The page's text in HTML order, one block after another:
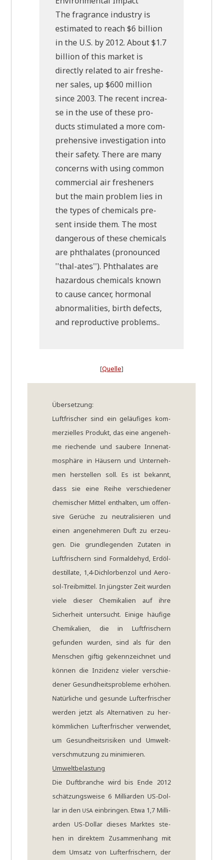
The fra­grance indu­stry is
esti­ma­ted to reach $6 bil­li­on
in the U.S. by 2012. About $1.7
bil­li­on of this mar­ket is
direct­ly rela­ted to air fres­he­
ner sales, up $600 mil­li­on
sin­ce 2003. The recent increa­
se in the use of the­se pro­
ducts sti­mu­la­ted a more com­
pre­hen­si­ve inve­sti­ga­ti­on into
their safe­ty. The­re are many
con­cerns with using com­mon
com­mer­cial air fres­he­ners
but the main pro­blem lies in
the types of che­micals pre­
sent insi­de them. The most
dan­ge­rous of the­se che­micals
are phtha­la­tes (pro­no­un­ced
''thal-ates''). Phtha­la­tes are
hazar­dous che­micals known
to cau­se can­cer, hor­mo­n­al
abnor­ma­li­ties, birth defects,
and repro­duc­ti­ve problems..
[Quel­le]
Über­set­zung:
Luft­fri­scher sind ein geläu­fi­ges kom­
mer­zi­el­les Pro­dukt, das eine ange­neh­
me rie­chen­de und sau­be­re Innen­at­
mo­sphä­re in Häu­sern und Unter­neh­
men her­stel­len soll. Es ist bekannt,
dass sie eine Rei­he ver­schie­de­ner
che­mi­scher Mit­tel ent­hal­ten, um offen­
si­ve Gerü­che zu neu­tra­li­sie­ren und
einen ange­neh­me­ren Duft zu erzeu­
gen. Die grund­le­gen­den Zuta­ten in
Luft­fri­schern sind Form­alde­hyd, Erd­öl­
de­stil­la­te, 1,4-Dichlorbenzol und Aero­
sol-Treib­mit­tel. In jüng­ster Zeit wur­den
vie­le die­ser Che­mi­ka­li­en auf ihre
Sicher­heit unter­sucht. Eini­ge häu­fi­ge
Che­mi­ka­li­en, die in Luft­fri­schern
gefun­den wur­den, sind als für den
Men­schen gif­tig gekenn­zeich­net und
kön­nen die Inzi­denz vie­ler ver­schie­
de­ner Gesund­heits­pro­ble­me erhö­hen.
Natür­li­che und gesun­de Luft­er­fri­scher
wer­den jetzt als Alter­na­ti­ven zu her­
kömm­li­chen Luft­er­fri­scher ver­wen­det,
um Gesund­heits­ri­si­ken und Umwelt­
ver­schmut­zung zu minimieren.
Umwelt­be­la­stung
Die Duft­bran­che wird bis Ende 2012
schät­zungs­wei­se 6 Mil­li­ar­den US-Dol­
lar in den USAein­brin­gen. Etwa 1,7 Mil­li­
ar­den US-Dol­lar die­ses Mark­tes ste­
hen in direk­tem Zusam­men­hang mit
dem Umsatz von Luft­er­fri­schern, der